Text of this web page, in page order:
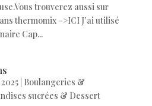
trouverez aussi sur
thermomix –>ICI J’ai utilisé
Cap...
| Boulangeries &
sucrées & Dessert